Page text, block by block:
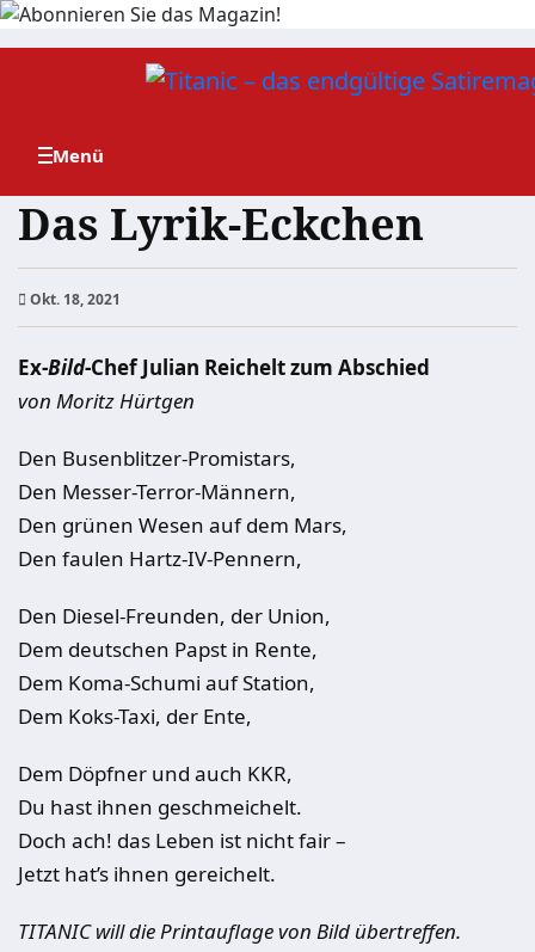
Zum
Das Lyrik-Eckchen
Okt. 18, 2021
Ex-Bild-Chef Julian Reichelt zum Abschied
von Moritz Hürtgen
Den Busenblitzer-Promistars,
Den Messer-Terror-Männern,
Den grünen Wesen auf dem Mars,
Den faulen Hartz-IV-Pennern,
Den Diesel-Freunden, der Union,
Dem deutschen Papst in Rente,
Dem Koma-Schumi auf Station,
Dem Koks-Taxi, der Ente,
Dem Döpfner und auch KKR,
Du hast ihnen geschmeichelt.
Doch ach! das Leben ist nicht fair –
Jetzt hat’s ihnen gereichelt.
TITANIC will die Printauflage von Bild übertreffen.